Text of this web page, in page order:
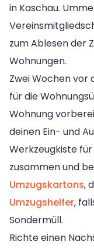
in Kaschau.
zum Ablesen der
Wohnungen.
Zwei Wochen vor
für die
Wohnung
deinen Ein- und
Werkzeugkiste
zusammen und
Umzugskartons,
Umzugshelfer,
Sondermüll.
Richte einen